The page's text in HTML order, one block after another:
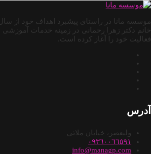
خانم دکتر زهرا رحمانی در زمینه خدمات آموزشی و
فعالیت خود را آغاز کرده است.
آدرس
وليعصر، خيابان ملائي
٠٩٣٦٠٠٦٦٥٩١
info@managp.com